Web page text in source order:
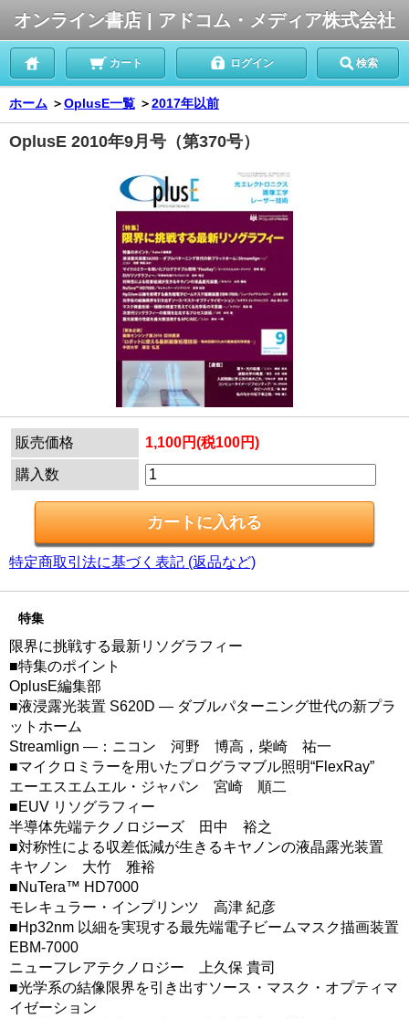
オンライン書店 | アドコム・メディア株式会社
カート ログイン 検索
ホーム ＞OplusE一覧 ＞2017年以前
OplusE 2010年9月号（第370号）
販売価格 1,100円(税100円)
購入数
特定商取引法に基づく表記 (返品など)
特集
限界に挑戦する最新リソグラフィー
■特集のポイント
OplusE編集部
■液浸露光装置 S620D ― ダブルパターニング世代の新プラ
ットホーム
Streamlign ―：ニコン 河野 博高，柴崎 祐一
■マイクロミラーを用いたプログラマブル照明“FlexRay”
エーエスエムエル・ジャパン 宮崎 順二
■EUV リソグラフィー
半導体先端テクノロジーズ 田中 裕之
■対称性による収差低減が生きるキヤノンの液晶露光装置
キヤノン 大竹 雅裕
■NuTera™ HD7000
モレキュラー・インプリンツ 高津 紀彦
■Hp32nm 以細を実現する最先端電子ビームマスク描画装置
EBM-7000
ニューフレアテクノロジー 上久保 貴司
■光学系の結像限界を引き出すソース・マスク・オプティマ
イゼーション